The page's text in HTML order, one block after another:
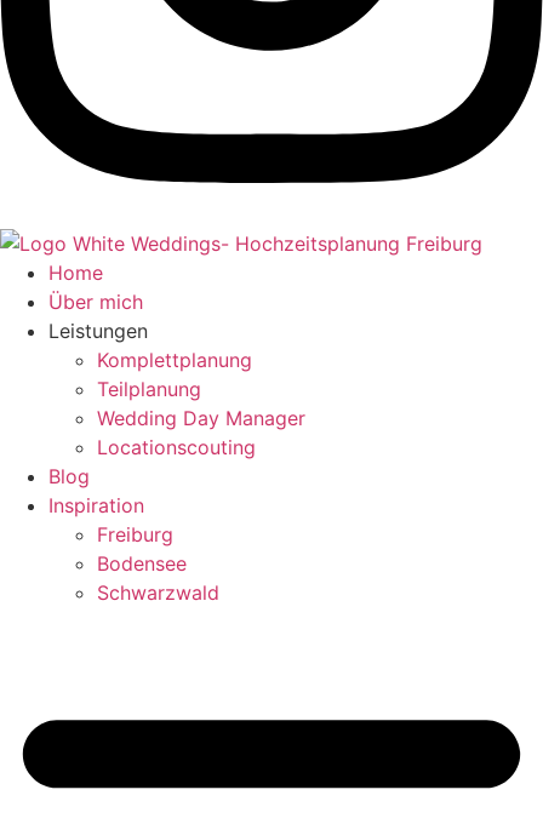
Home
Über mich
Leistungen
Komplettplanung
Teilplanung
Wedding Day Manager
Locationscouting
Blog
Inspiration
Freiburg
Bodensee
Schwarzwald